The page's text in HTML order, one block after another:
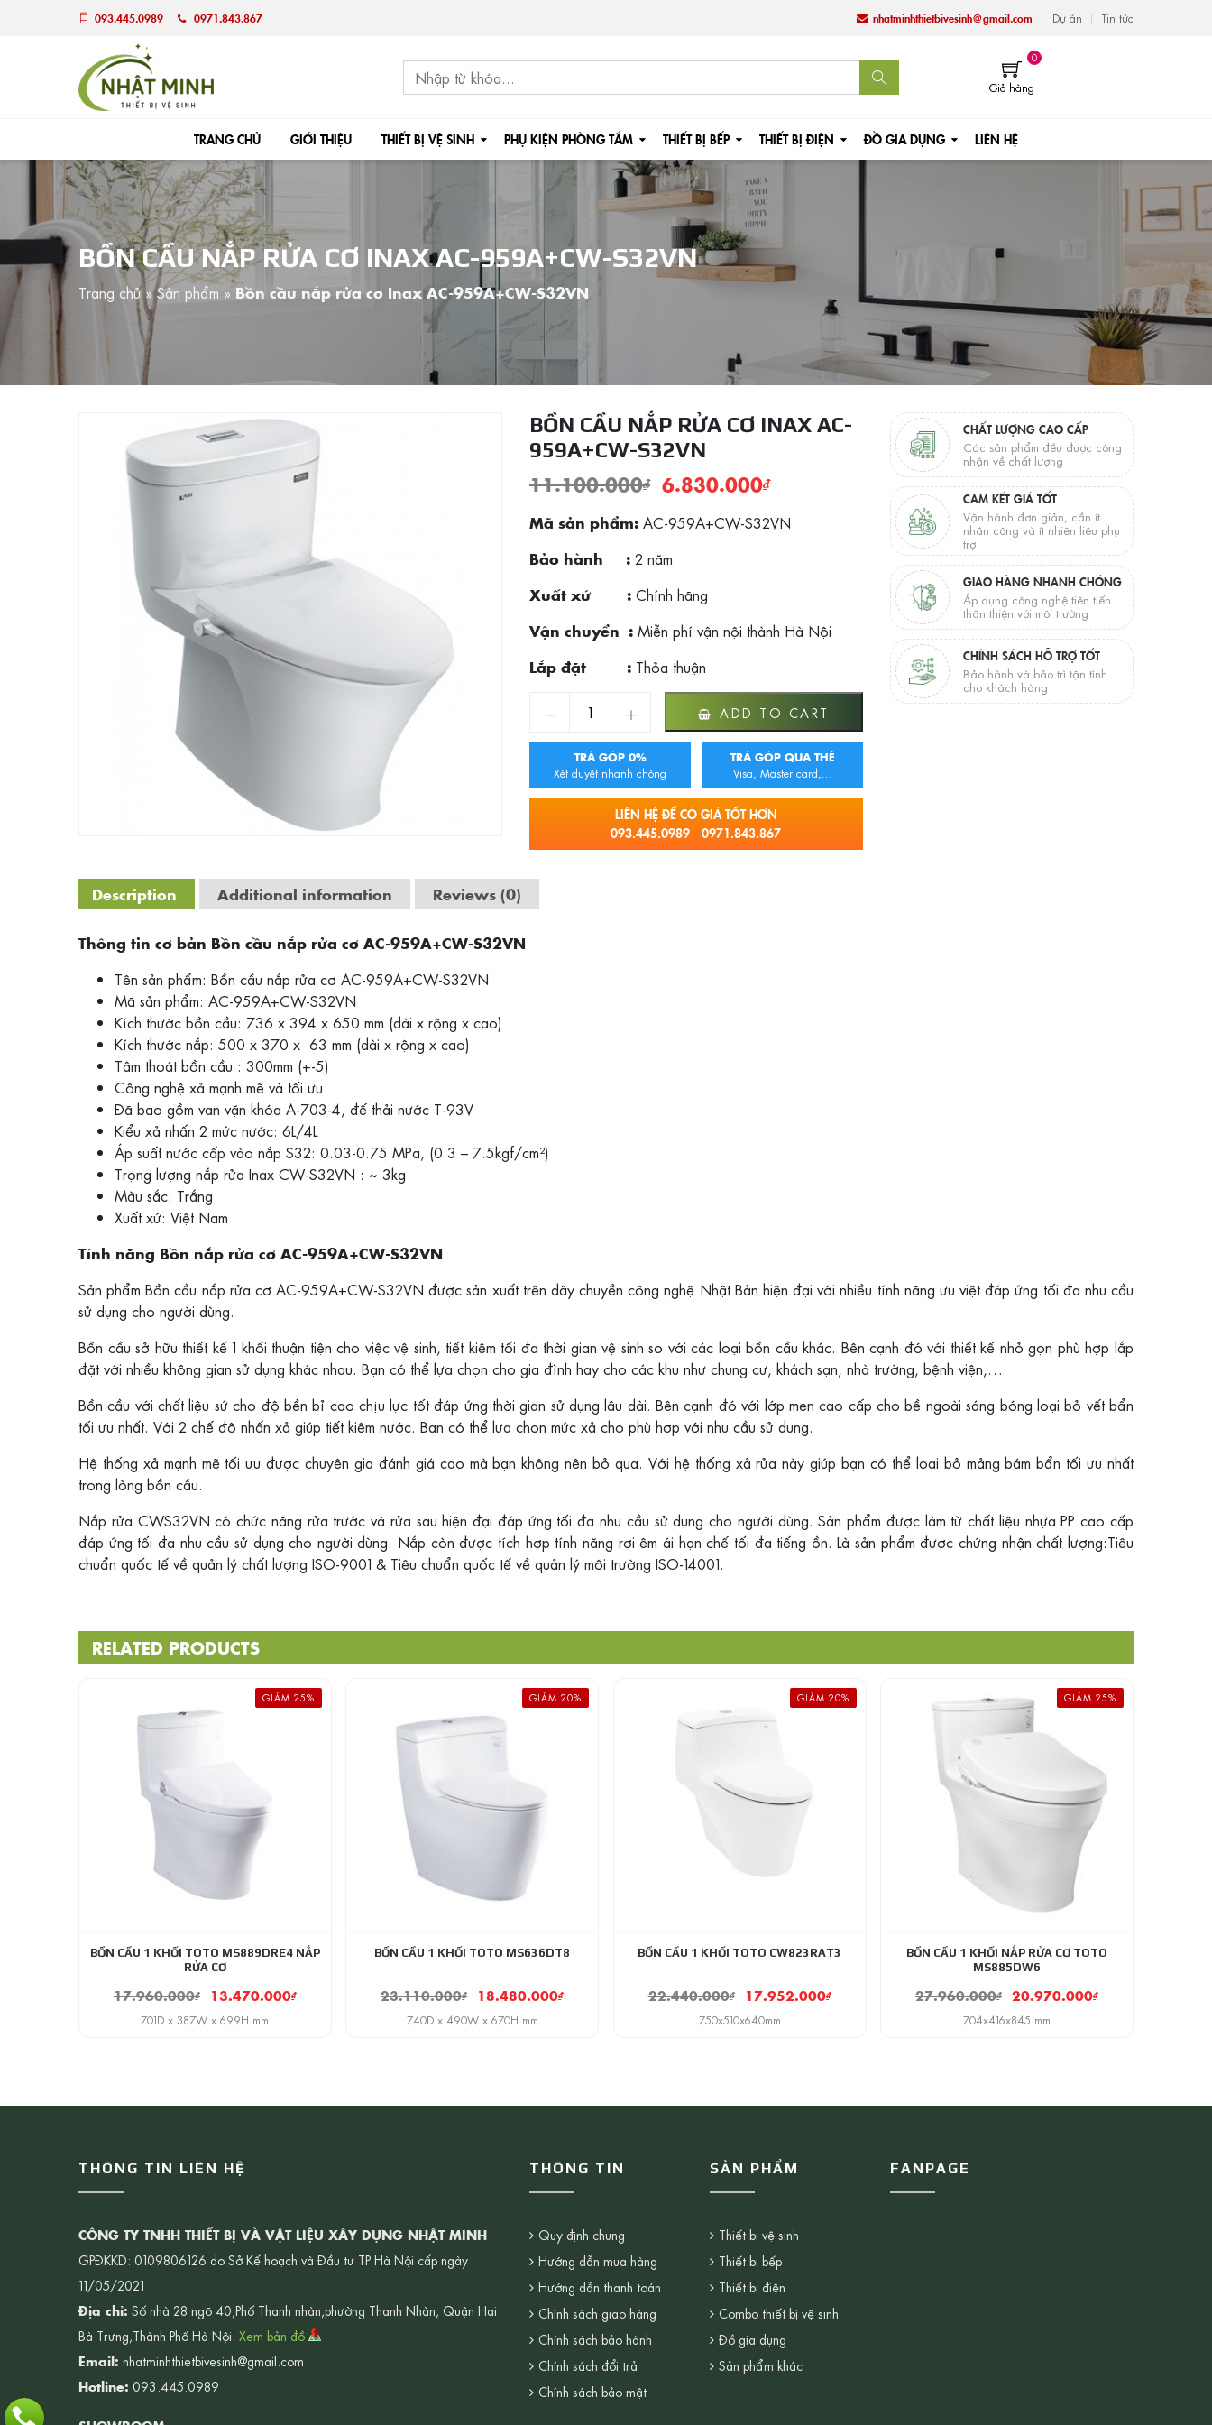
093.445.0989 0971.843.867 nhatminhthietbivesinh@gmail.com Dự án Tin tức
0
Giỏ hàng
TRANG CHỦ GIỚI THIỆU THIẾT BỊ VỆ SINH PHỤ KIỆN PHÒNG TẮM THIẾT BỊ BẾP THIẾT BỊ ĐIỆN ĐỒ GIA DỤNG LIÊN HỆ
BỒN CẦU NẮP RỬA CƠ INAX AC-959A+CW-S32VN
Trang chủ»Sản phẩm »Bồn cầu nắp rửa cơ Inax AC-959A+CW-S32VN
BỒN CẦU NẮP RỬA CƠ INAX AC-
959A+CW-S32VN
11.100.000₫ 6.830.000₫
Mã sản phẩm: AC-959A+CW-S32VN
Bảo hành : 2 năm
Xuất xứ : Chính hãng
Vận chuyển : Miễn phí vận nội thành Hà Nội
Lắp đặt : Thỏa thuận
Bồn cầu nắp rửa cơ Inax AC-959A+CW-S32VN quantity
ADD TO CART
TRẢ GÓP 0%
Xét duyệt nhanh chóng
TRẢ GÓP QUA THẺ
Visa, Master card,...
LIÊN HỆ ĐỂ CÓ GIÁ TỐT HƠN
093.445.0989 - 0971.843.867
CHẤT LƯỢNG CAO CẤP
Các sản phẩm đều được công
nhận về chất lượng
CAM KẾT GIÁ TỐT
Vận hành đơn giản, cần ít
nhân công và ít nhiên liệu phụ
trợ
GIAO HÀNG NHANH CHÓNG
Áp dụng công nghệ tiên tiến
thân thiện với môi trường
CHÍNH SÁCH HỖ TRỢ TỐT
Bảo hành và bảo trì tận tình
cho khách hàng
Description Additional information Reviews (0)
Thông tin cơ bản Bồn cầu nắp rửa cơ AC-959A+CW-S32VN
Tên sản phẩm: Bồn cầu nắp rửa cơ AC-959A+CW-S32VN
Mã sản phẩm: AC-959A+CW-S32VN
Kích thước bồn cầu: 736 x 394 x 650 mm (dài x rộng x cao)
Kích thước nắp: 500 x 370 x 63 mm (dài x rộng x cao)
Tâm thoát bồn cầu : 300mm (+-5)
Công nghệ xả mạnh mẽ và tối ưu
Đã bao gồm van vặn khóa A-703-4, đế thải nước T-93V
Kiểu xả nhấn 2 mức nước: 6L/4L
Áp suất nước cấp vào nắp S32: 0.03-0.75 MPa, (0.3 – 7.5kgf/cm²)
Trọng lượng nắp rửa Inax CW-S32VN : ~ 3kg
Màu sắc: Trắng
Xuất xứ: Việt Nam​
Tính năng Bồn nắp rửa cơ AC-959A+CW-S32VN
Sản phẩm Bồn cầu nắp rửa cơ AC-959A+CW-S32VN được sản xuất trên dây chuyền công nghệ Nhật Bản hiện đại với nhiều tính năng ưu việt đáp ứng tối đa nhu cầu
sử dụng cho người dùng.
Bồn cầu sở hữu thiết kế 1 khối thuận tiện cho việc vệ sinh, tiết kiệm tối đa thời gian vệ sinh so với các loại bồn cầu khác. Bên cạnh đó với thiết kế nhỏ gọn phù hợp lắp
đặt với nhiều không gian sử dụng khác nhau. Bạn có thể lựa chọn cho gia đình hay cho các khu như chung cư, khách sạn, nhà trường, bệnh viện,…
Bồn cầu với chất liệu sứ cho độ bền bỉ cao chịu lực tốt đáp ứng thời gian sử dụng lâu dài. Bên cạnh đó với lớp men cao cấp cho bề ngoài sáng bóng loại bỏ vết bẩn
tối ưu nhất. Với 2 chế độ nhấn xả giúp tiết kiệm nước. Bạn có thể lựa chọn mức xả cho phù hợp với nhu cầu sử dụng.
Hệ thống xả mạnh mẽ tối ưu được chuyên gia đánh giá cao mà bạn không nên bỏ qua. Với hệ thống xả rửa này giúp bạn có thể loại bỏ mảng bám bẩn tối ưu nhất
trong lòng bồn cầu.
Nắp rửa CWS32VN có chức năng rửa trước và rửa sau hiện đại đáp ứng tối đa nhu cầu sử dụng cho người dùng. Sản phẩm được làm từ chất liệu nhựa PP cao cấp
đáp ứng tối đa nhu cầu sử dụng cho người dùng. Nắp còn được tích hợp tính năng rơi êm ái hạn chế tối đa tiếng ồn. Là sản phẩm được chứng nhận chất lượng:Tiêu
chuẩn quốc tế về quản lý chất lượng ISO-9001 & Tiêu chuẩn quốc tế về quản lý môi trường ISO-14001.
RELATED PRODUCTS
GIẢM 25%
BỒN CẦU 1 KHỐI TOTO MS889DRE4 NẮP
RỬA CƠ
17.960.000₫ 13.470.000₫
701D x 387W x 699H mm
GIẢM 20%
BỒN CẦU 1 KHỐI TOTO MS636DT8
23.110.000₫ 18.480.000₫
740D x 490W x 670H mm
GIẢM 20%
BỒN CẦU 1 KHỐI TOTO CW823RAT3
22.440.000₫ 17.952.000₫
750x510x640mm
GIẢM 25%
BỒN CẦU 1 KHỐI NẮP RỬA CƠ TOTO
MS885DW6
27.960.000₫ 20.970.000₫
704x416x845 mm
THÔNG TIN LIÊN HỆ
CÔNG TY TNHH THIẾT BỊ VÀ VẬT LIỆU XÂY DỰNG NHẬT MINH
GPĐKKD: 0109806126 do Sở Kế hoạch và Đầu tư TP Hà Nội cấp ngày
11/05/2021
Địa chỉ: Số nhà 28 ngõ 40,Phố Thanh nhàn,phường Thanh Nhàn, Quận Hai
Bà Trưng,Thành Phố Hà Nội. Xem bản đồ
Email: nhatminhthietbivesinh@gmail.com
Hotline: 093.445.0989
THÔNG TIN
Quy định chung
Hướng dẫn mua hàng
Hướng dẫn thanh toán
Chính sách giao hàng
Chính sách bảo hành
Chính sách đổi trả
Chính sách bảo mật
SẢN PHẨM
Thiết bị vệ sinh
Thiết bị bếp
Thiết bị điện
Combo thiết bị vệ sinh
Đồ gia dụng
Sản phẩm khác
FANPAGE